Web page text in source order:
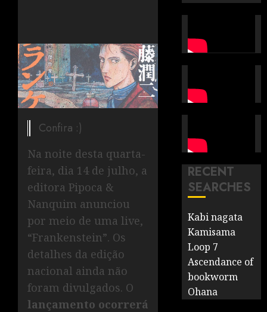
Confira :)
Na noite desta quarta-
feira, dia 14 de julho, a
editora Pipoca &
Nanquim anunciou
por meio de uma live,
“Frankenstein”. Os
detalhes da edição
nacional ainda não
foram divulgados. O
lançamento ocorrerá
RECENT
SEARCHES
Kabi nagata
Kamisama
Loop 7
Ascendance of
bookworm
Ohana